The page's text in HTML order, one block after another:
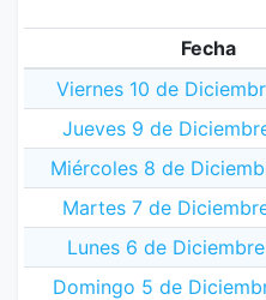
Fecha
Viernes 10 de
Jueves 9 de
Miércoles 8 de
Martes 7 de
Lunes 6 de
Domingo 5 de